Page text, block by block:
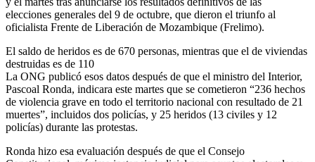
elecciones generales del 9 de octubre, que dieron el triunfo al
oficialista Frente de Liberación de Mozambique (Frelimo).
El saldo de heridos es de 670 personas, mientras que el de viviendas
destruidas es de 110
La ONG publicó esos datos después de que el ministro del Interior,
Pascoal Ronda, indicara este martes que se cometieron “236 hechos
de violencia grave en todo el territorio nacional con resultado de 21
muertes”, incluidos dos policías, y 25 heridos (13 civiles y 12
policías) durante las protestas.
Ronda hizo esa evaluación después de que el Consejo